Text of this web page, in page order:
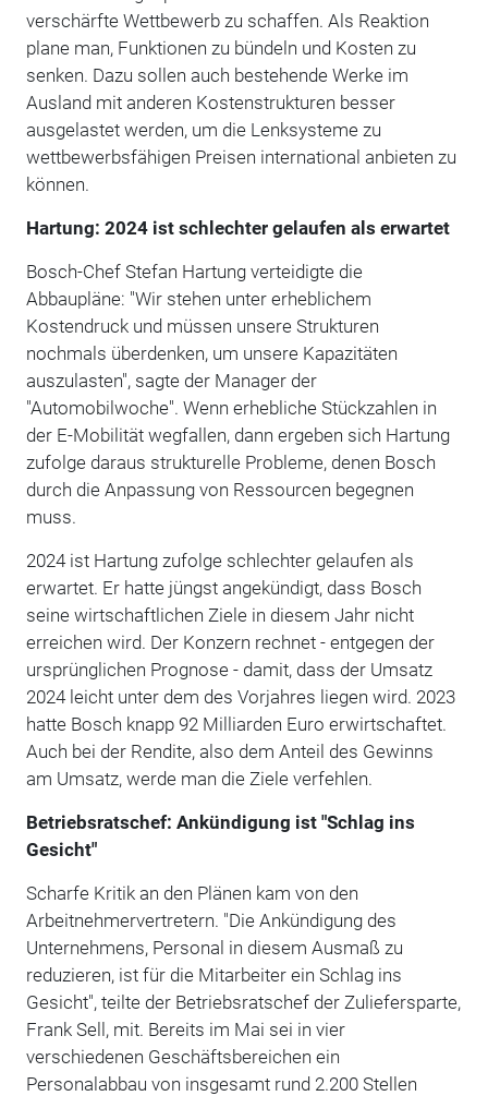
verschärfte Wettbewerb zu schaffen. Als Reaktion
plane man, Funktionen zu bündeln und Kosten zu
senken. Dazu sollen auch bestehende Werke im
Ausland mit anderen Kostenstrukturen besser
ausgelastet werden, um die Lenksysteme zu
wettbewerbsfähigen Preisen international anbieten zu
können.
Hartung: 2024 ist schlechter gelaufen als erwartet
Bosch-Chef Stefan Hartung verteidigte die
Abbaupläne: "Wir stehen unter erheblichem
Kostendruck und müssen unsere Strukturen
nochmals überdenken, um unsere Kapazitäten
auszulasten", sagte der Manager der
"Automobilwoche". Wenn erhebliche Stückzahlen in
der E-Mobilität wegfallen, dann ergeben sich Hartung
zufolge daraus strukturelle Probleme, denen Bosch
durch die Anpassung von Ressourcen begegnen
muss.
2024 ist Hartung zufolge schlechter gelaufen als
erwartet. Er hatte jüngst angekündigt, dass Bosch
seine wirtschaftlichen Ziele in diesem Jahr nicht
erreichen wird. Der Konzern rechnet - entgegen der
ursprünglichen Prognose - damit, dass der Umsatz
2024 leicht unter dem des Vorjahres liegen wird. 2023
hatte Bosch knapp 92 Milliarden Euro erwirtschaftet.
Auch bei der Rendite, also dem Anteil des Gewinns
am Umsatz, werde man die Ziele verfehlen.
Betriebsratschef: Ankündigung ist "Schlag ins
Gesicht"
Scharfe Kritik an den Plänen kam von den
Arbeitnehmervertretern. "Die Ankündigung des
Unternehmens, Personal in diesem Ausmaß zu
reduzieren, ist für die Mitarbeiter ein Schlag ins
Gesicht", teilte der Betriebsratschef der Zuliefersparte,
Frank Sell, mit. Bereits im Mai sei in vier
verschiedenen Geschäftsbereichen ein
Personalabbau von insgesamt rund 2.200 Stellen